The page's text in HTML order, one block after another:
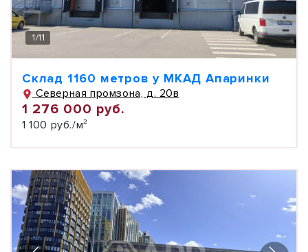
1/11
Склад 1160 метров у МКАД Апаринки
Северная промзона, д. 20в
1 276 000 руб.
1 100 руб./м²